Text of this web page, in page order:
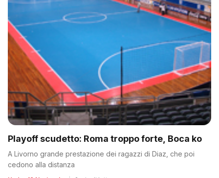
Playoff scudetto: Roma troppo forte, Boca ko
A Livorno grande prestazione dei ragazzi di Diaz, che poi
cedono alla distanza